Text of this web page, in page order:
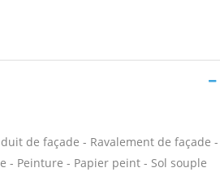
de façade - Ravalement de façade -
- Peinture - Papier peint - Sol souple